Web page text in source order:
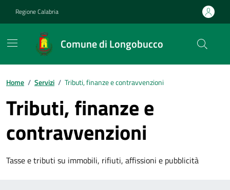
Regione Calabria
Comune di Longobucco
Home / Servizi / Tributi, finanze e contravvenzioni
Tributi, finanze e
contravvenzioni
Tasse e tributi su immobili, rifiuti, affissioni e pubblicità